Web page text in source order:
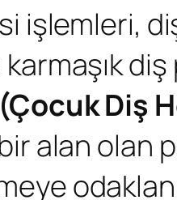
işlemleri,
Diş
alan olan